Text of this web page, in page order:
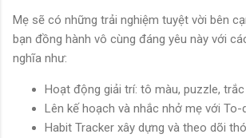
Mẹ sẽ có những trải nghiệm tuyệt vời bên
bạn đồng hành vô cùng đáng yêu này với
nghĩa như:
Hoạt động giải trí: tô màu, puzzle, trắc
Lên kế hoạch và nhắc nhở mẹ với To-
Habit Tracker xây dựng và theo dõi